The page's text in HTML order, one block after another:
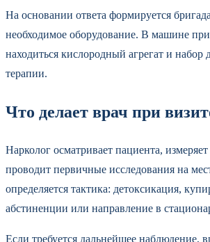
На основании ответа формируется
необходимое оборудование. В машине
находиться кислородный агрегат и набор
терапии.
Что делает врач при
Нарколог осматривает пациента,
проводит первичные исследования на
определяется тактика: детоксикация,
абстиненции или направление в
Если требуется дальнейшее наблюдение,